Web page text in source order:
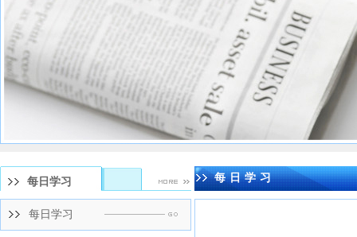
每日学习
每日学习
每日学习